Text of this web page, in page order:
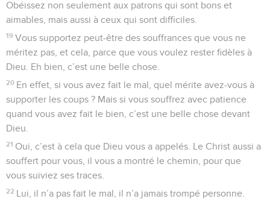
Obéissez non seulement aux patrons qui sont bons et
aimables, mais aussi à ceux qui sont difficiles.
19 Vous supportez peut-être des souffrances que vous ne
méritez pas, et cela, parce que vous voulez rester fidèles à
Dieu. Eh bien, c’est une belle chose.
20 En effet, si vous avez fait le mal, quel mérite avez-vous à
supporter les coups ? Mais si vous souffrez avec patience
quand vous avez fait le bien, c’est une belle chose devant
Dieu.
21 Oui, c’est à cela que Dieu vous a appelés. Le Christ aussi a
souffert pour vous, il vous a montré le chemin, pour que
vous suiviez ses traces.
22 Lui, il n’a pas fait le mal, il n’a jamais trompé personne.